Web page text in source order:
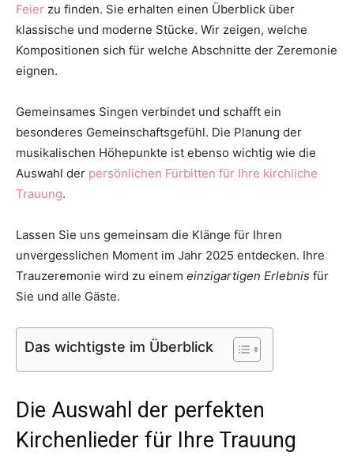
Feier zu finden. Sie erhalten einen Überblick über
klassische und moderne Stücke. Wir zeigen, welche
Kompositionen sich für welche Abschnitte der Zeremonie
eignen.
Gemeinsames Singen verbindet und schafft ein
besonderes Gemeinschaftsgefühl. Die Planung der
musikalischen Höhepunkte ist ebenso wichtig wie die
Auswahl der persönlichen Fürbitten für Ihre kirchliche
Trauung.
Lassen Sie uns gemeinsam die Klänge für Ihren
unvergesslichen Moment im Jahr 2025 entdecken. Ihre
Trauzeremonie wird zu einem einzigartigen Erlebnis für
Sie und alle Gäste.
Das wichtigste im Überblick
Die Auswahl der perfekten
Kirchenlieder für Ihre Trauung